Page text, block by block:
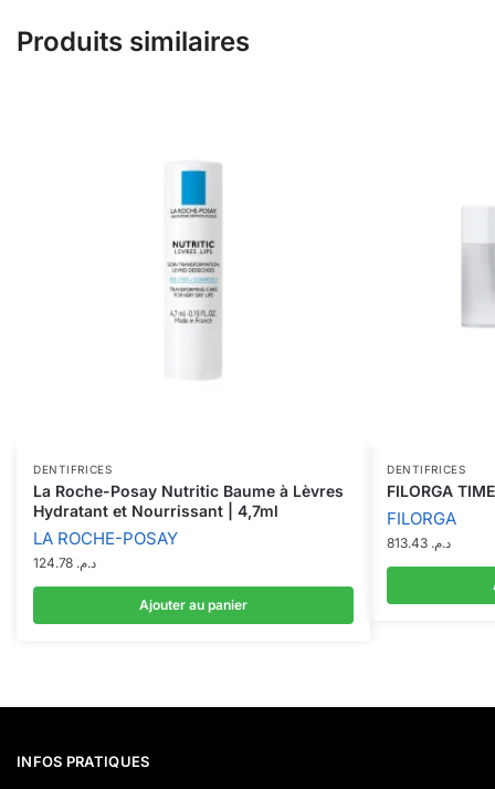
Produits similaires
DENTIFRICES
La Roche-Posay Nutritic Baume à Lèvres
Hydratant et Nourrissant | 4,7ml
LA ROCHE-POSAY
د.م.
Ajouter au panier
DENTIFRICES
FILORGA
FILORGA
د.م.
INFOS PRATIQUES